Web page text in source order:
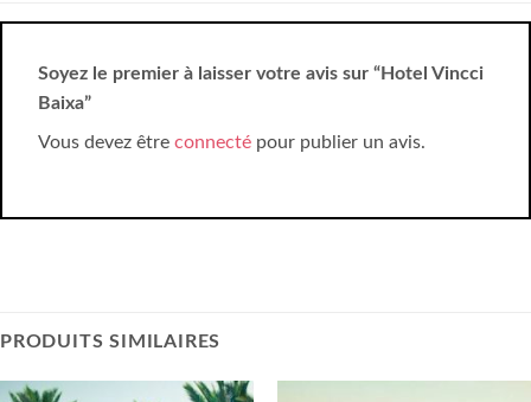
Soyez le premier à laisser votre avis sur “Hotel Vincci
Baixa”
Vous devez être connecté pour publier un avis.
PRODUITS SIMILAIRES